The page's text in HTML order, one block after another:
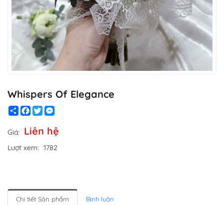
Whispers Of Elegance
ShareFacebook
Twitter
Giá: Liên hệ
Lượt xem: 1782
Chi tiết Sản phẩm Bình luận